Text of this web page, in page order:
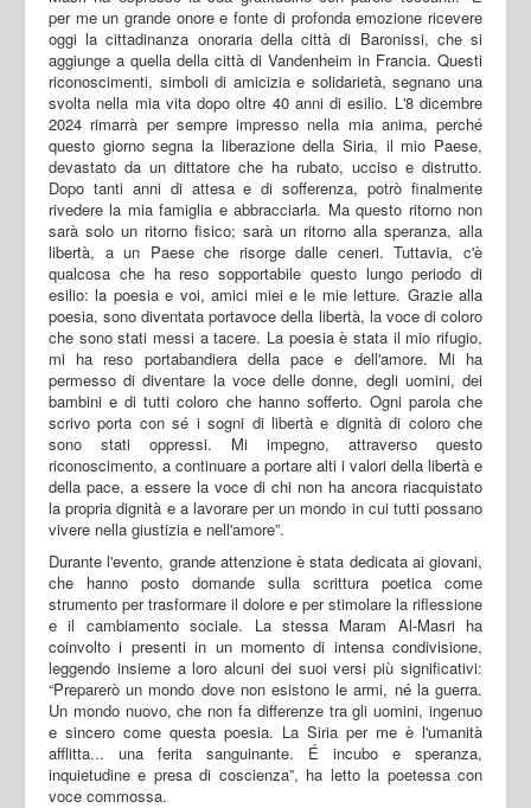
per me un grande onore e fonte di profonda emozione ricevere
oggi la cittadinanza onoraria della città di Baronissi, che si
aggiunge a quella della città di Vandenheim in Francia. Questi
riconoscimenti, simboli di amicizia e solidarietà, segnano una
svolta nella mia vita dopo oltre 40 anni di esilio. L'8 dicembre
2024 rimarrà per sempre impresso nella mia anima, perché
questo giorno segna la liberazione della Siria, il mio Paese,
devastato da un dittatore che ha rubato, ucciso e distrutto.
Dopo tanti anni di attesa e di sofferenza, potrò finalmente
rivedere la mia famiglia e abbracciarla. Ma questo ritorno non
sarà solo un ritorno fisico; sarà un ritorno alla speranza, alla
libertà, a un Paese che risorge dalle ceneri. Tuttavia, c'è
qualcosa che ha reso sopportabile questo lungo periodo di
esilio: la poesia e voi, amici miei e le mie letture. Grazie alla
poesia, sono diventata portavoce della libertà, la voce di coloro
che sono stati messi a tacere. La poesia è stata il mio rifugio,
mi ha reso portabandiera della pace e dell'amore. Mi ha
permesso di diventare la voce delle donne, degli uomini, dei
bambini e di tutti coloro che hanno sofferto. Ogni parola che
scrivo porta con sé i sogni di libertà e dignità di coloro che
sono stati oppressi. Mi impegno, attraverso questo
riconoscimento, a continuare a portare alti i valori della libertà e
della pace, a essere la voce di chi non ha ancora riacquistato
la propria dignità e a lavorare per un mondo in cui tutti possano
vivere nella giustizia e nell'amore”.
Durante l'evento, grande attenzione è stata dedicata ai giovani,
che hanno posto domande sulla scrittura poetica come
strumento per trasformare il dolore e per stimolare la riflessione
e il cambiamento sociale. La stessa Maram Al-Masri ha
coinvolto i presenti in un momento di intensa condivisione,
leggendo insieme a loro alcuni dei suoi versi più significativi:
“Preparerò un mondo dove non esistono le armi, né la guerra.
Un mondo nuovo, che non fa differenze tra gli uomini, ingenuo
e sincero come questa poesia. La Siria per me è l'umanità
afflitta... una ferita sanguinante. É incubo e speranza,
inquietudine e presa di coscienza”, ha letto la poetessa con
voce commossa.